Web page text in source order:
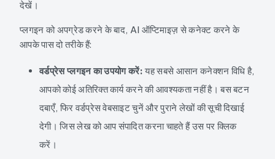
देखें।
प्लगइन को अपग्रेड करने के बाद, AI ऑप्टिमाइज़ से कनेक्ट करने के
आपके पास दो तरीके हैं:
वर्डप्रेस प्लगइन का उपयोग करें:यह सबसे आसान कनेक्शन विधि है,
आपको कोई अतिरिक्त कार्य करने की आवश्यकता नहीं है। बस बटन
दबाएँ, फिर वर्डप्रेस वेबसाइट चुनें और पुराने लेखों की सूची दिखाई
देगी। जिस लेख को आप संपादित करना चाहते हैं उस पर क्लिक
करें।